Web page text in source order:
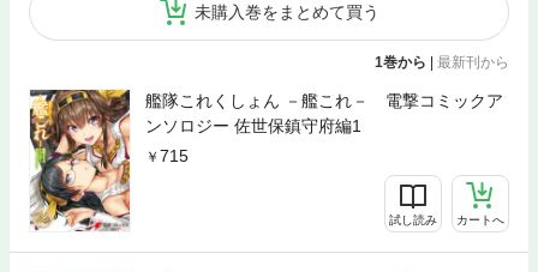
未購入巻をまとめて買う
1巻から | 最新刊から
艦隊これくしょん －艦これ－ 電撃コミックア
ンソロジー 佐世保鎮守府編1
715
試し読み カートへ